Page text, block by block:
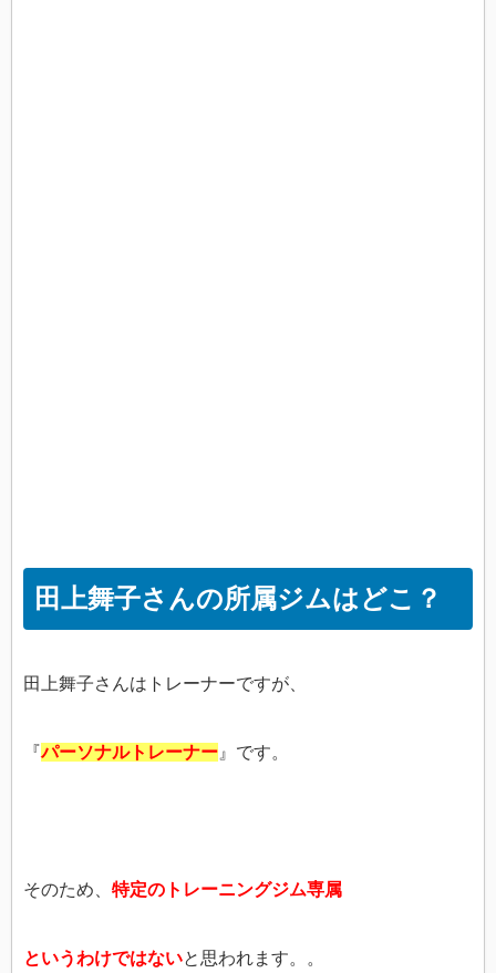
田上舞子さんの所属ジムはどこ？
田上舞子さんはトレーナーですが、
『パーソナルトレーナー 』です。
そのため、 特定のトレーニングジム専属
というわけではないと思われます。。